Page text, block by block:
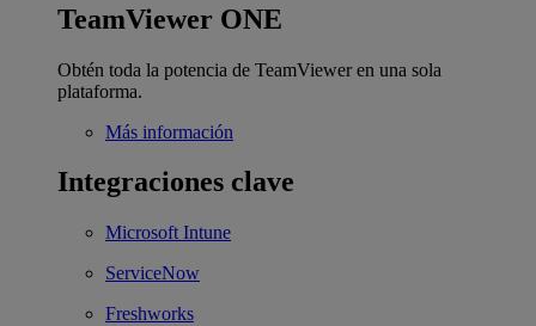
TeamViewer ONE
Obtén toda la potencia de TeamViewer en una sola
plataforma.
Más información
Integraciones clave
Microsoft Intune
ServiceNow
Freshworks